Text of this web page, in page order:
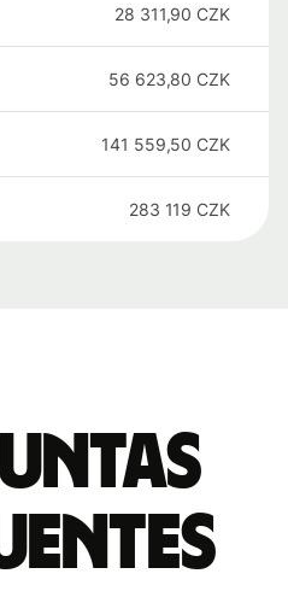
28 311,90 CZK
56 623,80 CZK
141 559,50 CZK
283 119 CZK